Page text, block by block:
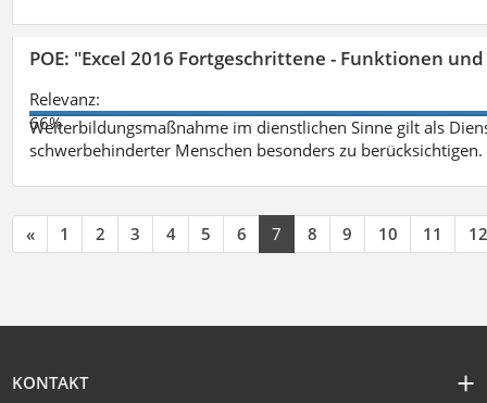
POE: "Excel 2016 Fortgeschrittene - Funktionen
Relevanz:
66%
Weiterbildungsmaßnahme im dienstlichen Sinne gilt als
schwerbehinderter Menschen besonders zu berücksichtigen.
« 1 2 3 4 5 6 7 8 9 10 11 12
KONTAKT